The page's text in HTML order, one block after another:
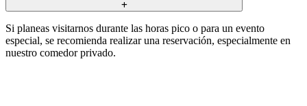
Si planeas visitarnos durante las horas pico o para un evento
especial, se recomienda realizar una reservación, especialmente en
nuestro comedor privado.